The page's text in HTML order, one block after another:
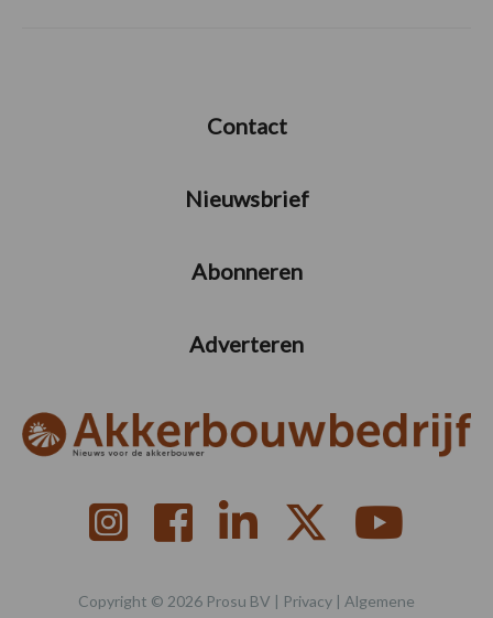
Contact
Nieuwsbrief
Abonneren
Adverteren
Copyright © 2026 Prosu BV | Privacy Algemene